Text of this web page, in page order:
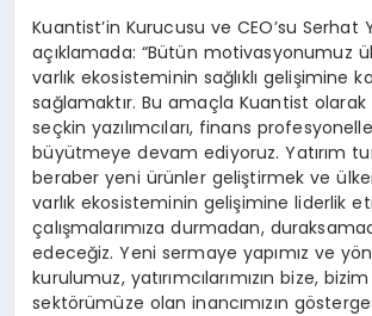
Kuantist’in Kurucusu ve CEO’su Serhat
açıklamada: “Bütün motivasyonumuz
varlık ekosisteminin sağlıklı gelişimine
sağlamaktır. Bu amaçla Kuantist
seçkin yazılımcıları, finans
büyütmeye devam ediyoruz. Yatırım
beraber yeni ürünler geliştirmek ve
varlık ekosisteminin gelişimine liderlik
çalışmalarımıza durmadan,
edeceğiz. Yeni sermaye yapımız ve
kurulumuz, yatırımcılarımızın bize,
sektörümüze olan inancımızın